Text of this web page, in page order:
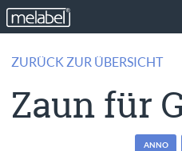
ZURÜCK ZUR ÜBERSICHT
Zaun für
ANNO